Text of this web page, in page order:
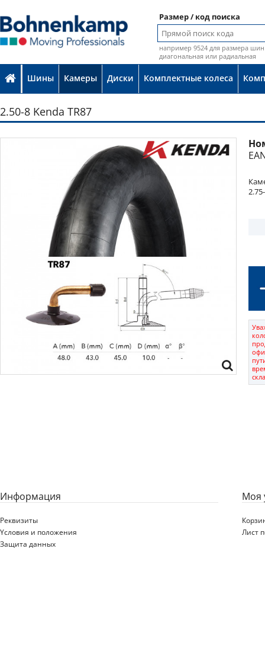
Размер / код поиска
например 9524 для размера шин
диагональная или радиальная
Шины Камеры Диски Комплектные колеса
2.50-8 Kenda TR87
Фото
Информация
Реквизиты
Yсловия и положения
Защита данных
Моя
Лист